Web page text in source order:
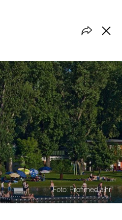
Foto: Profimedia.hr